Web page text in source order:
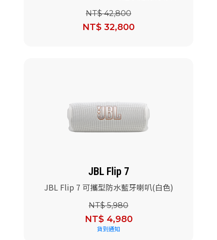
NT$ 42,800
NT$ 32,800
JBL Flip 7
JBL Flip 7 可攜型防水藍牙喇叭(白色)
NT$ 5,980
NT$ 4,980
貨到通知